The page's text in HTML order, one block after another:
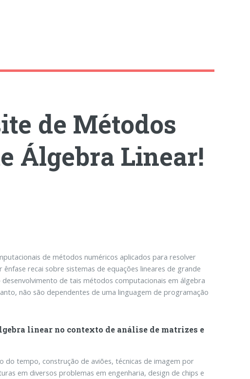
de Métodos
Álgebra Linear!
de métodos numéricos aplicados para resolver
recai sobre sistemas de equações lineares de grande
de tais métodos computacionais em álgebra
não são dependentes de uma linguagem de programação
linear no contexto de análise de matrizes e
do tempo, construção de aviões, técnicas de imagem por
em diversos problemas em engenharia, design de chips e